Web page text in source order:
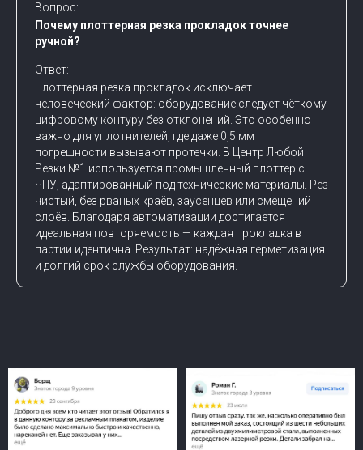
Вопрос:
Почему плоттерная резка прокладок точнее
ручной?
Ответ:
Плоттерная резка прокладок исключает
человеческий фактор: оборудование следует чёткому
цифровому контуру без отклонений. Это особенно
важно для уплотнителей, где даже 0,5 мм
погрешности вызывают протечки. В Центр Любой
Резки №1 используется промышленный плоттер с
ЧПУ, адаптированный под технические материалы. Рез
чистый, без рваных краёв, заусенцев или смещений
слоёв. Благодаря автоматизации достигается
идеальная повторяемость — каждая прокладка в
партии идентична. Результат: надёжная герметизация
и долгий срок службы оборудования.